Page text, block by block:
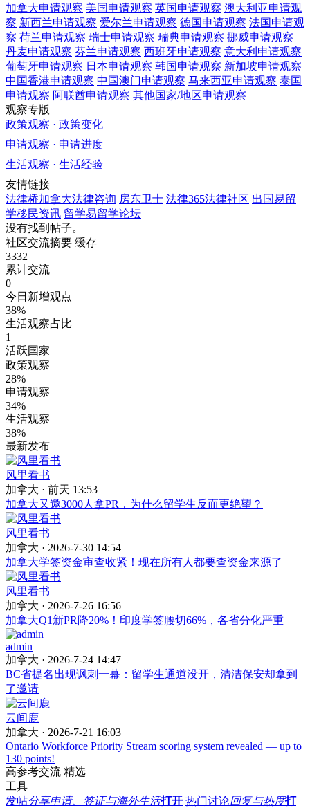
加拿大申请观察 美国申请观察 英国申请观察 澳大利亚申请观
察 新西兰申请观察 爱尔兰申请观察 德国申请观察 法国申请观
察 荷兰申请观察 瑞士申请观察 瑞典申请观察 挪威申请观察
丹麦申请观察 芬兰申请观察 西班牙申请观察 意大利 申请观察
葡萄牙申请观察 日本申请观察 韩国申请观察 新加坡申请观察
中国香港申请观察 中国澳门申请观察 马来西亚申请观察 泰国
申请观察 阿联酋申请观察 其他国家/地区申请观察
观察专版
政策观察 · 政策变化
申请观察 · 申请进度
生活观察 · 生活经验
友情链接
法律桥加拿大法律咨询 房东卫士 法律365法律社区 出国易留
学移民资讯 留学易留学论坛
没有找到帖子。
社区交流摘要 缓存
3332
累计交流
0
今日新增观点
38%
生活观察占比
1
活跃国家
政策观察
28%
申请观察
34%
生活观察
38%
最新发布
风里看书
加拿大 · 前天 13:53
加拿大又邀3000人拿PR，为什么留学生反而更绝望？
风里看书
加拿大 · 2026-7-30 14:54
加拿大学签资金审查收紧！现在所有人都要查资金来源了
风里看书
加拿大 · 2026-7-26 16:56
加拿大Q1新PR降20%！印度学签腰切66%，各省分化严重
admin
加拿大 · 2026-7-24 14:47
BC省提名出现讽刺一幕：留学生通道没开，清洁保安却拿到
了邀请
云间鹿
加拿大 · 2026-7-21 16:03
Ontario Workforce Priority Stream scoring system revealed — up to
130 points!
高参考交流 精选
工具
发帖分享申请、签证与海外生活打开 热门讨论回复与热度打